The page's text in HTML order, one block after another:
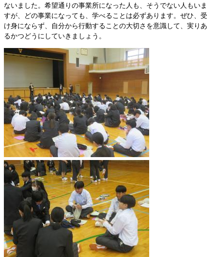
ないました。希望通りの事業所になった人も、そうでない人もいま
すが、どの事業になっても、学べることは必ずあります。ぜひ、受
け身にならず、自分から行動することの大切さを意識して、実りあ
るかつどうにしていきましょう。